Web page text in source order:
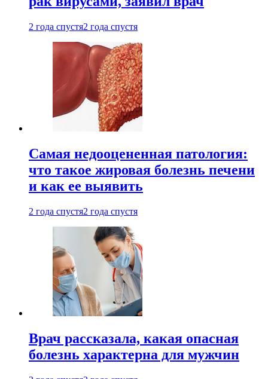
2 года спустя2 года спустя
Самая недооцененная патология:
что такое жировая болезнь печени
и как ее выявить
2 года спустя2 года спустя
Врач рассказала, какая опасная
болезнь характерна для мужчин